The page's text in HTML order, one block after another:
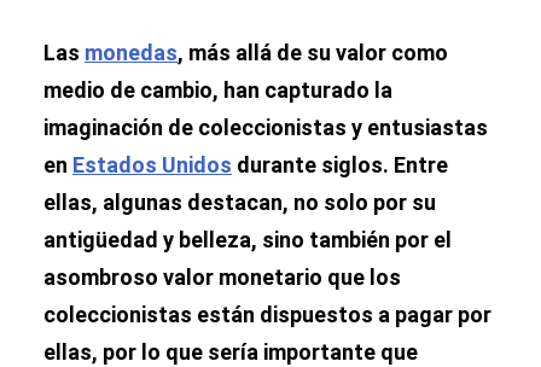
Las monedas, más allá de su valor como
medio de cambio, han capturado la
imaginación de coleccionistas y entusiastas
en Estados Unidos durante siglos. Entre
ellas, algunas destacan, no solo por su
antigüedad y belleza, sino también por el
asombroso valor monetario que los
coleccionistas están dispuestos a pagar por
ellas, por lo que sería importante que